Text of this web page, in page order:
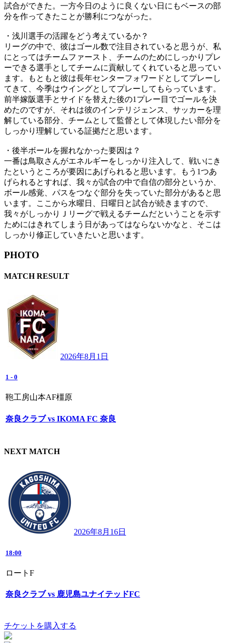
試合ができた。一方今日のように良くない日にもベースの部
分を作ってきたことが勝利につながった。
・浅川選手の活躍をどう考えているか？
リーグの中で、彼はゴール数で注目されていると思うが、私
にとってはチームファースト、チームのためにしっかりプレ
ーできる選手としてチームに貢献してくれていると思ってい
ます。もともと彼は長年センターフォワードとしてプレーし
てきて、今季はウイングとしてプレーしてもらっています。
前半嫁阪選手とサイドを替えた後の1プレー目でゴールを決
めたのですが、それは彼のインテリジェンス、サッカーを理
解している部分、チームとして監督として体現したい部分を
しっかり理解している証拠だと思います。
・後半ボールを握れなかった要因は？
一番は鳥取さんがエネルギーをしっかり注入して、戦いにき
たというところが要因にあげられると思います。もう1つあ
げられるとすれば、我々が試合の中で自信の部分というか、
ボール感覚、パスをつなぐ部分を失っていた部分があると思
います。ここから水曜日、日曜日と試合が続きますので、
我々がしっかりＪリーグで戦えるチームだということを示す
ためにはきれてしまう日があってはならないかなと、そこは
しっかり修正していきたいと思います。
PHOTO
MATCH RESULT
2026年8月1日
1 - 0
鞄工房山本AF橿原
奈良クラブ vs IKOMA FC 奈良
NEXT MATCH
2026年8月16日
18:00
ロートF
奈良クラブ vs 鹿児島ユナイテッドFC
チケットを購入する